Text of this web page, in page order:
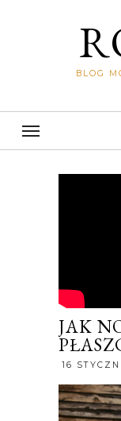
BLOG
JAK
16